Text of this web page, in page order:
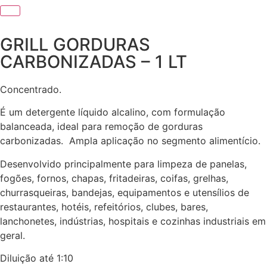
GRILL GORDURAS
CARBONIZADAS – 1 LT
Concentrado.
É um detergente líquido alcalino, com formulação
balanceada, ideal para remoção de gorduras
carbonizadas. Ampla aplicação no segmento alimentício.
Desenvolvido principalmente para limpeza de panelas,
fogões, fornos, chapas, fritadeiras, coifas, grelhas,
churrasqueiras, bandejas, equipamentos e utensílios de
restaurantes, hotéis, refeitórios, clubes, bares,
lanchonetes, indústrias, hospitais e cozinhas industriais em
geral.
Diluição até 1:10